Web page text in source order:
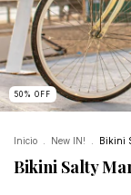
50 % OFF
Inicio New IN! Bikini
Bikini Salty